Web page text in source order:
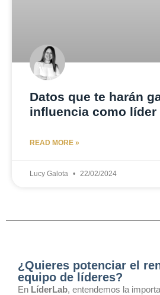
Datos que te harán
influencia como líder
READ MORE »
Lucy Galota 22/02/2024
¿Quieres potenciar el
equipo de líderes?
En LíderLab, entendemos la